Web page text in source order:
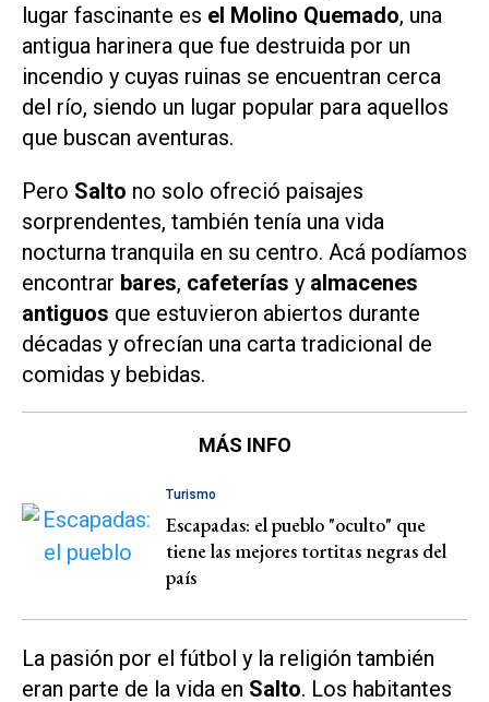
lugar fascinante es el Molino Quemado, una
antigua harinera que fue destruida por un
incendio y cuyas ruinas se encuentran cerca
del río, siendo un lugar popular para aquellos
que buscan aventuras.
Pero Salto no solo ofreció paisajes
sorprendentes, también tenía una vida
nocturna tranquila en su centro. Acá podíamos
encontrar bares, cafeterías y almacenes
antiguos que estuvieron abiertos durante
décadas y ofrecían una carta tradicional de
comidas y bebidas.
MÁS INFO
Turismo
Escapadas: el pueblo "oculto" que
tiene las mejores tortitas negras del
país
La pasión por el fútbol y la religión también
eran parte de la vida en Salto. Los habitantes